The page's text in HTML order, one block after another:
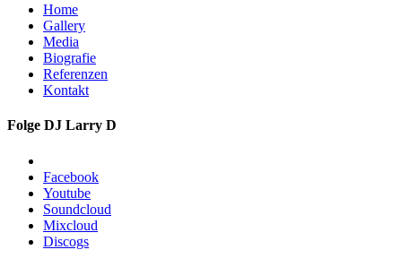
Home
Gallery
Media
Biografie
Referenzen
Kontakt
Folge DJ Larry D
Facebook
Youtube
Soundcloud
Mixcloud
Discogs